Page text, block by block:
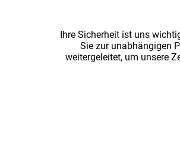
Ihre Sicherheit ist uns
Sie zur unabhängigen
weitergeleitet, um unsere